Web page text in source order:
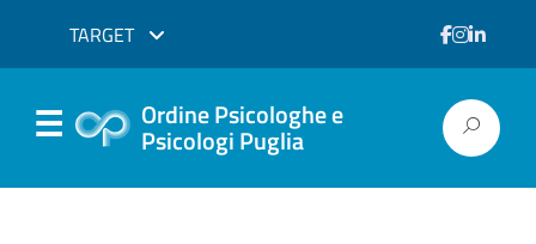
TARGET
Ordine Psicologhe e
Psicologi Puglia